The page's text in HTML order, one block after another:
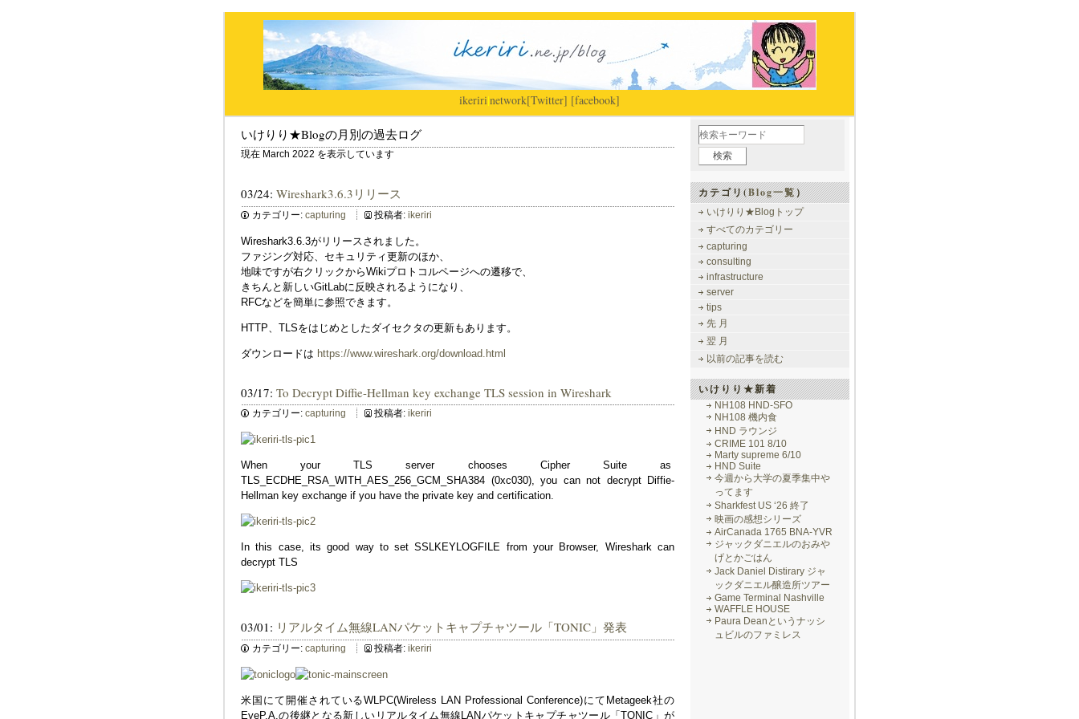
ikeriri|network[Twitter] [facebook]
いけりり★Blogの月別の過去ログ
現在 March 2022 を表示しています
03/24: Wireshark3.6.3リリース
カテゴリー: capturing 投稿者: ikeriri
Wireshark3.6.3がリリースされました。
ファジング対応、セキュリティ更新のほか、
地味ですが右クリックからWikiプロトコルページへの遷移で、
きちんと新しいGitLabに反映されるようになり、
RFCなどを簡単に参照できます。
HTTP、TLSをはじめとしたダイセクタの更新もあります。
ダウンロードは https://www.wireshark.org/download.html
03/17: To Decrypt Diffie-Hellman key exchange TLS session in Wireshark
カテゴリー: capturing 投稿者: ikeriri
When your TLS server chooses Cipher Suite as
TLS_ECDHE_RSA_WITH_AES_256_GCM_SHA384 (0xc030), you can not decrypt Diffie-
Hellman key exchange if you have the private key and certification.
In this case, its good way to set SSLKEYLOGFILE from your Browser, Wireshark can
decrypt TLS
03/01: リアルタイム無線LANパケットキャプチャツール「TONIC」発表
カテゴリー: capturing 投稿者: ikeriri
米国にて開催されているWLPC(Wireless LAN Professional Conference)にてMetageek社の
EyeP.A.の後継となる新しいリアルタイム無線LANパケットキャプチャツール「TONIC」が
カテゴリ(Blog一覧）
いけりり★Blogトップ
すべてのカテゴリー
capturing
consulting
infrastructure
server
tips
先 月
翌 月
以前の記事を読む
いけりり★新着
NH108 HND-SFO
NH108 機内食
HND ラウンジ
CRIME 101 8/10
Marty supreme 6/10
HND Suite
今週から大学の夏季集中や
ってます
Sharkfest US ‘26 終了
映画の感想シリーズ
AirCanada 1765 BNA-YVR
ジャックダニエルのおみや
げとかごはん
Jack Daniel Distirary ジャ
ックダニエル醸造所ツアー
Game Terminal Nashville
WAFFLE HOUSE
Paura Deanというナッシ
ュビルのファミレス